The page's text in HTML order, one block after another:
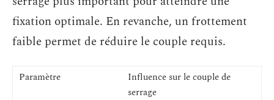
fixation optimale. En revanche, un frottement
faible permet de réduire le couple requis.
Paramètre
Influence sur le couple de
serrage